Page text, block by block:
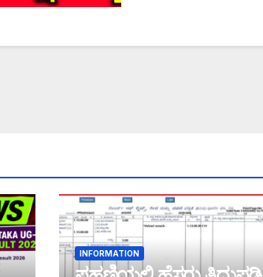
INFORMATION